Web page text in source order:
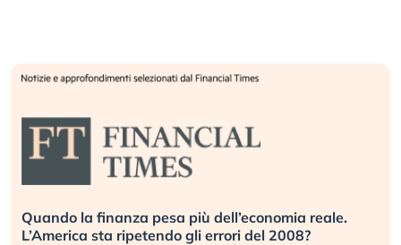
Quando la finanza pesa più dell’economia reale.
L’America sta ripetendo gli errori del 2008?